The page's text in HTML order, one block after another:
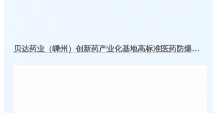
贝达药业（嵊州）创新药产业化基地高标准医药防爆冷库建造工程案例